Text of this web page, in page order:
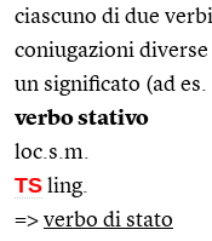
ciascuno di due
coniugazioni
un significato (ad
verbo stativo
loc.s.m.
TS ling.
=> verbo di stato